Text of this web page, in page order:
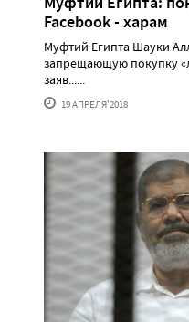
Facebook - харам
Муфтий Египта Шауки
запрещающую покупку
заяв......
19 АПРЕЛЯ'2018